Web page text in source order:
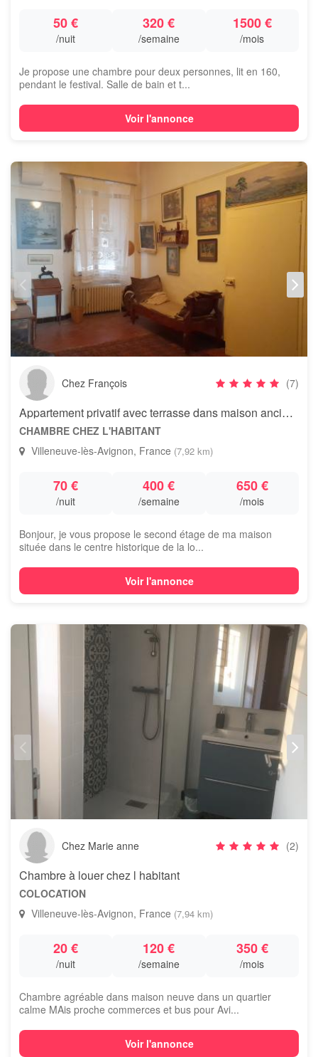
50 €
/nuit
320 €
/semaine
1500 €
/mois
Je propose une chambre pour deux personnes, lit en 160,
pendant le festival. Salle de bain et t...
Voir l'annonce
Chez François (7)
Appartement privatif avec terrasse dans maison ancienne
CHAMBRE CHEZ L'HABITANT
Villeneuve-lès-Avignon, France (7,92 km)
70 €
/nuit
400 €
/semaine
650 €
/mois
Bonjour, je vous propose le second étage de ma maison
située dans le centre historique de la lo...
Voir l'annonce
Chez Marie anne (2)
Chambre à louer chez l habitant
COLOCATION
Villeneuve-lès-Avignon, France (7,94 km)
20 €
/nuit
120 €
/semaine
350 €
/mois
Chambre agréable dans maison neuve dans un quartier
calme MAis proche commerces et bus pour Avi...
Voir l'annonce